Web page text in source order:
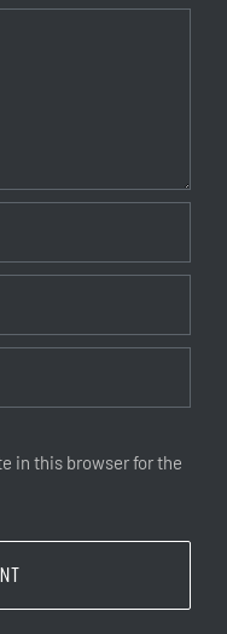
in this browser for the